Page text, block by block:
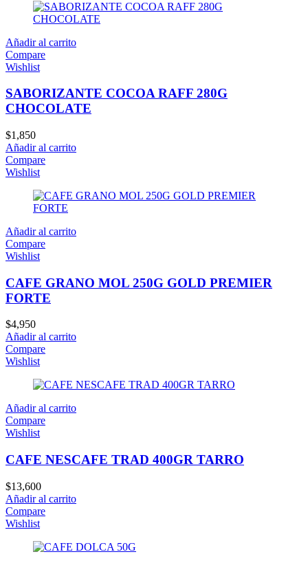
Añadir al carrito
Compare
Wishlist
SABORIZANTE COCOA RAFF 280G
CHOCOLATE
$1,850
Añadir al carrito
Compare
Wishlist
Añadir al carrito
Compare
Wishlist
CAFE GRANO MOL 250G GOLD PREMIER
FORTE
$4,950
Añadir al carrito
Compare
Wishlist
Añadir al carrito
Compare
Wishlist
CAFE NESCAFE TRAD 400GR TARRO
$13,600
Añadir al carrito
Compare
Wishlist